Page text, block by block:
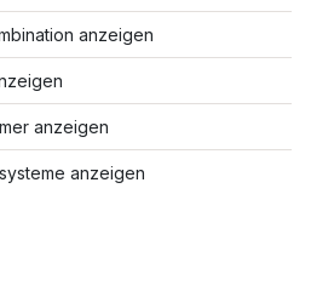
anzeigen
anzeigen
anzeigen